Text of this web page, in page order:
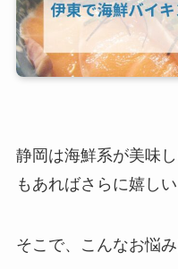
静岡は海鮮系が美味
もあればさらに嬉し
そこで、こんなお悩